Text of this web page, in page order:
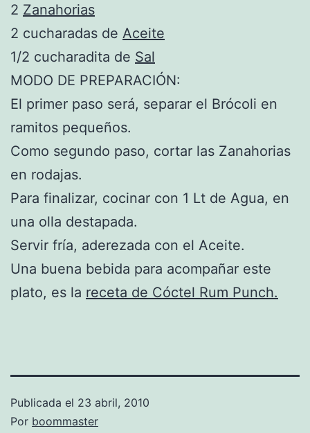
2 Zanahorias
2 cucharadas de Aceite
1/2 cucharadita de Sal
MODO DE PREPARACIÓN:
El primer paso será, separar el Brócoli en
ramitos pequeños.
Como segundo paso, cortar las Zanahorias
en rodajas.
Para finalizar, cocinar con 1 Lt de Agua, en
una olla destapada.
Servir fría, aderezada con el Aceite.
Una buena bebida para acompañar este
plato, es la receta de Cóctel Rum Punch.
Publicada el 23 abril, 2010
Por boommaster